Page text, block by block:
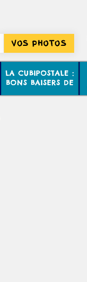
VOS PHOTOS
LA CUBIPOSTALE :
BONS BAISERS DE